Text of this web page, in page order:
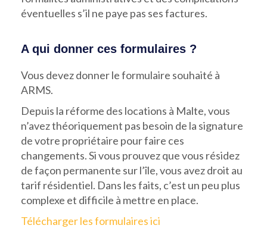
éventuelles s’il ne paye pas ses factures.
A qui donner ces formulaires ?
Vous devez donner le formulaire souhaité à
ARMS.
Depuis la réforme des locations à Malte, vous
n’avez théoriquement pas besoin de la signature
de votre propriétaire pour faire ces
changements. Si vous prouvez que vous résidez
de façon permanente sur l’île, vous avez droit au
tarif résidentiel. Dans les faits, c’est un peu plus
complexe et difficile à mettre en place.
Télécharger les formulaires ici